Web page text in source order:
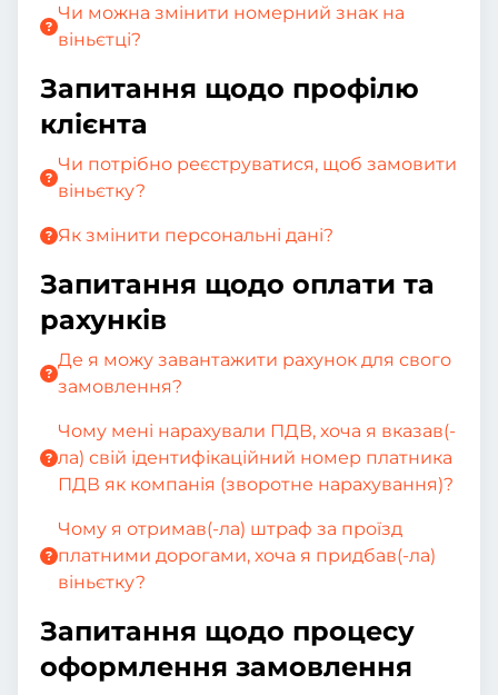
Чи можна змінити номерний знак на
віньєтці?
Запитання щодо профілю
клієнта
Чи потрібно реєструватися, щоб замовити
віньєтку?
Як змінити персональні дані?
Запитання щодо оплати та
рахунків
Де я можу завантажити рахунок для свого
замовлення?
Чому мені нарахували ПДВ, хоча я вказав(-
ла) свій ідентифікаційний номер платника
ПДВ як компанія (зворотне нарахування)?
Чому я отримав(-ла) штраф за проїзд
платними дорогами, хоча я придбав(-ла)
віньєтку?
Запитання щодо процесу
оформлення замовлення